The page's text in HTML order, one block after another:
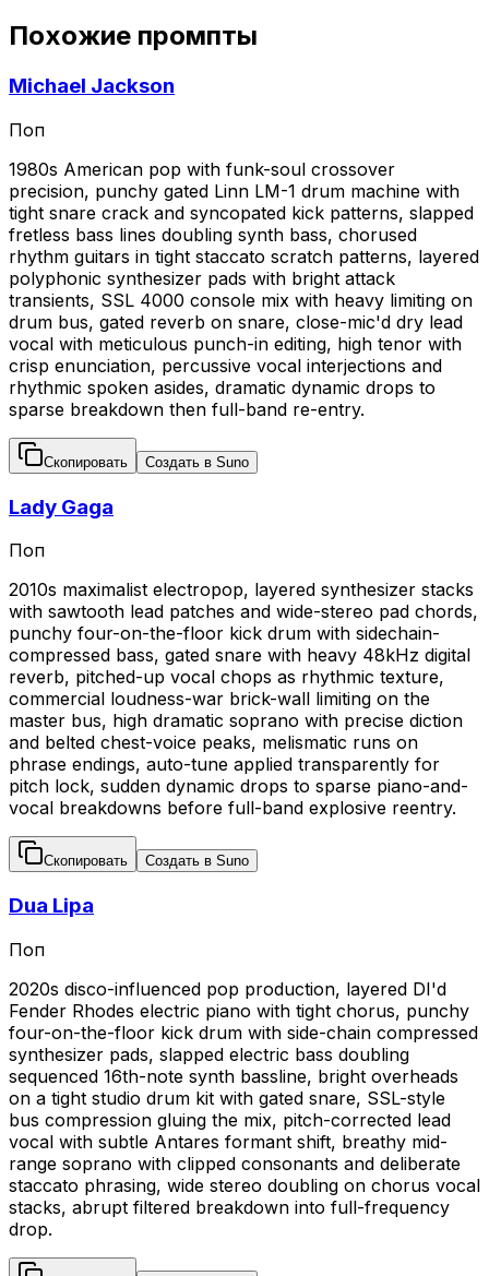
Похожие промпты
Michael Jackson
Поп
1980s American pop with funk-soul crossover
precision, punchy gated Linn LM-1 drum machine with
tight snare crack and syncopated kick patterns, slapped
fretless bass lines doubling synth bass, chorused
rhythm guitars in tight staccato scratch patterns, layered
polyphonic synthesizer pads with bright attack
transients, SSL 4000 console mix with heavy limiting on
drum bus, gated reverb on snare, close-mic'd dry lead
vocal with meticulous punch-in editing, high tenor with
crisp enunciation, percussive vocal interjections and
rhythmic spoken asides, dramatic dynamic drops to
sparse breakdown then full-band re-entry.
Скопировать Создать в Suno
Lady Gaga
Поп
2010s maximalist electropop, layered synthesizer stacks
with sawtooth lead patches and wide-stereo pad chords,
punchy four-on-the-floor kick drum with sidechain-
compressed bass, gated snare with heavy 48kHz digital
reverb, pitched-up vocal chops as rhythmic texture,
commercial loudness-war brick-wall limiting on the
master bus, high dramatic soprano with precise diction
and belted chest-voice peaks, melismatic runs on
phrase endings, auto-tune applied transparently for
pitch lock, sudden dynamic drops to sparse piano-and-
vocal breakdowns before full-band explosive reentry.
Скопировать Создать в Suno
Dua Lipa
Поп
2020s disco-influenced pop production, layered DI'd
Fender Rhodes electric piano with tight chorus, punchy
four-on-the-floor kick drum with side-chain compressed
synthesizer pads, slapped electric bass doubling
sequenced 16th-note synth bassline, bright overheads
on a tight studio drum kit with gated snare, SSL-style
bus compression gluing the mix, pitch-corrected lead
vocal with subtle Antares formant shift, breathy mid-
range soprano with clipped consonants and deliberate
staccato phrasing, wide stereo doubling on chorus vocal
stacks, abrupt filtered breakdown into full-frequency
drop.